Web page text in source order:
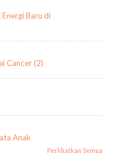
Baru di
Cancer (2)
Anak
Perlihatkan Semua